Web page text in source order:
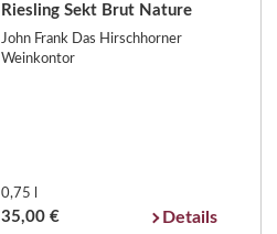
Riesling Sekt Brut Nature
John Frank Das Hirschhorner
Weinkontor
0,75 l
35,00 € Details